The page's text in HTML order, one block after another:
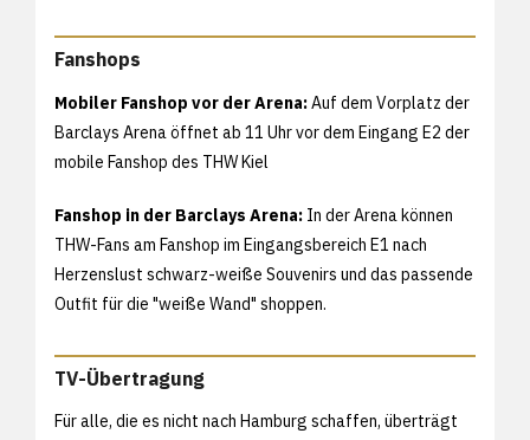
Fanshops
Mobiler Fanshop vor der Arena:Auf dem Vorplatz der
Barclays Arena öffnet ab 11 Uhr vor dem Eingang E2 der
mobile Fanshop des THW Kiel
Fanshop in der Barclays Arena: In der Arena können
THW-Fans am Fanshop im Eingangsbereich E1 nach
Herzenslust schwarz-weiße Souvenirs und das passende
Outfit für die "weiße Wand" shoppen.
TV-Übertragung
Für alle, die es nicht nach Hamburg schaffen, überträgt